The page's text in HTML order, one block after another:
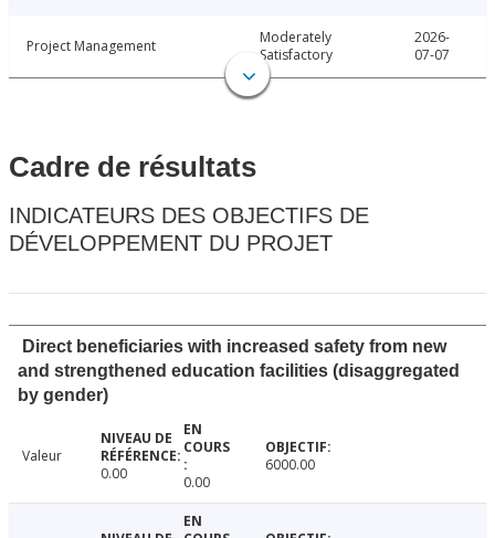
Project Management
Moderately
Satisfactory
2026-
07-07
Cadre de résultats
INDICATEURS DES OBJECTIFS DE
DÉVELOPPEMENT DU PROJET
Direct beneficiaries with increased safety from new
and strengthened education facilities (disaggregated
by gender)
Valeur
0.00
0.00
6000.00